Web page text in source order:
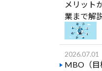
メリット
業まで解
2026.07.01
MBO（目